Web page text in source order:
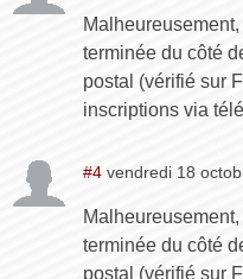
terminée du côté
postal (vérifié sur
inscriptions via
#4 vendredi 18
terminée du côté
postal (vérifié sur